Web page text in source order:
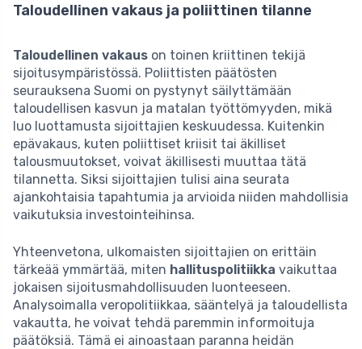
Taloudellinen vakaus ja poliittinen tilanne
Taloudellinen vakaus on toinen kriittinen tekijä
sijoitusympäristössä. Poliittisten päätösten
seurauksena Suomi on pystynyt säilyttämään
taloudellisen kasvun ja matalan työttömyyden, mikä
luo luottamusta sijoittajien keskuudessa. Kuitenkin
epävakaus, kuten poliittiset kriisit tai äkilliset
talousmuutokset, voivat äkillisesti muuttaa tätä
tilannetta. Siksi sijoittajien tulisi aina seurata
ajankohtaisia tapahtumia ja arvioida niiden mahdollisia
vaikutuksia investointeihinsa.
Yhteenvetona, ulkomaisten sijoittajien on erittäin
tärkeää ymmärtää, miten hallituspolitiikka vaikuttaa
jokaisen sijoitusmahdollisuuden luonteeseen.
Analysoimalla veropolitiikkaa, sääntelyä ja taloudellista
vakautta, he voivat tehdä paremmin informoituja
päätöksiä. Tämä ei ainoastaan paranna heidän